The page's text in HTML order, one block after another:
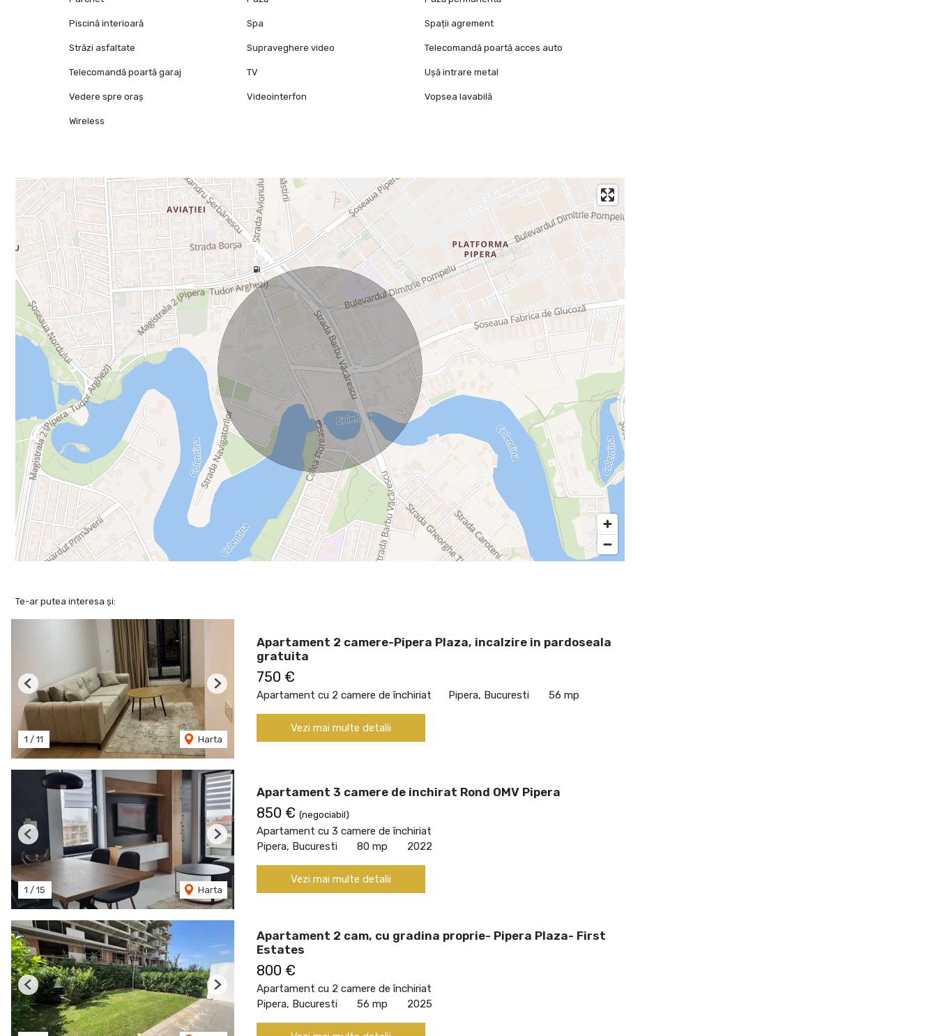
Piscină interioară Spa Spații agrement
Străzi asfaltate Supraveghere video Telecomandă poartă acces auto
Telecomandă poartă garaj TV Ușă intrare metal
Vedere spre oraș Videointerfon Vopsea lavabilă
Wireless
Te-ar putea interesa și:
1 / 11 Harta
Previous Next
Apartament 2 camere-Pipera Plaza, incalzire in pardoseala
gratuita
750 €
Apartament cu 2 camere de închiriat Pipera, Bucuresti 56 mp
Vezi mai multe detalii
1 / 15 Harta
Previous Next
Apartament 3 camere de inchirat Rond OMV Pipera
850 € (negociabil)
Apartament cu 3 camere de închiriat
Pipera, Bucuresti
80 mp 2022
Vezi mai multe detalii
Previous Next
Apartament 2 cam, cu gradina proprie- Pipera Plaza- First
Estates
800 €
Apartament cu 2 camere de închiriat
Pipera, Bucuresti
56 mp 2025